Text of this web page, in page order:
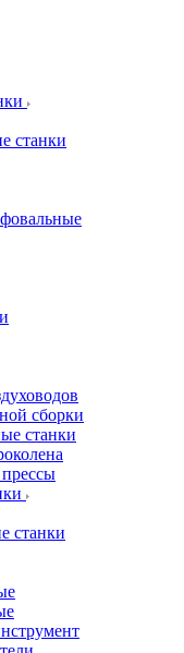
станки
сборки
станки
станки